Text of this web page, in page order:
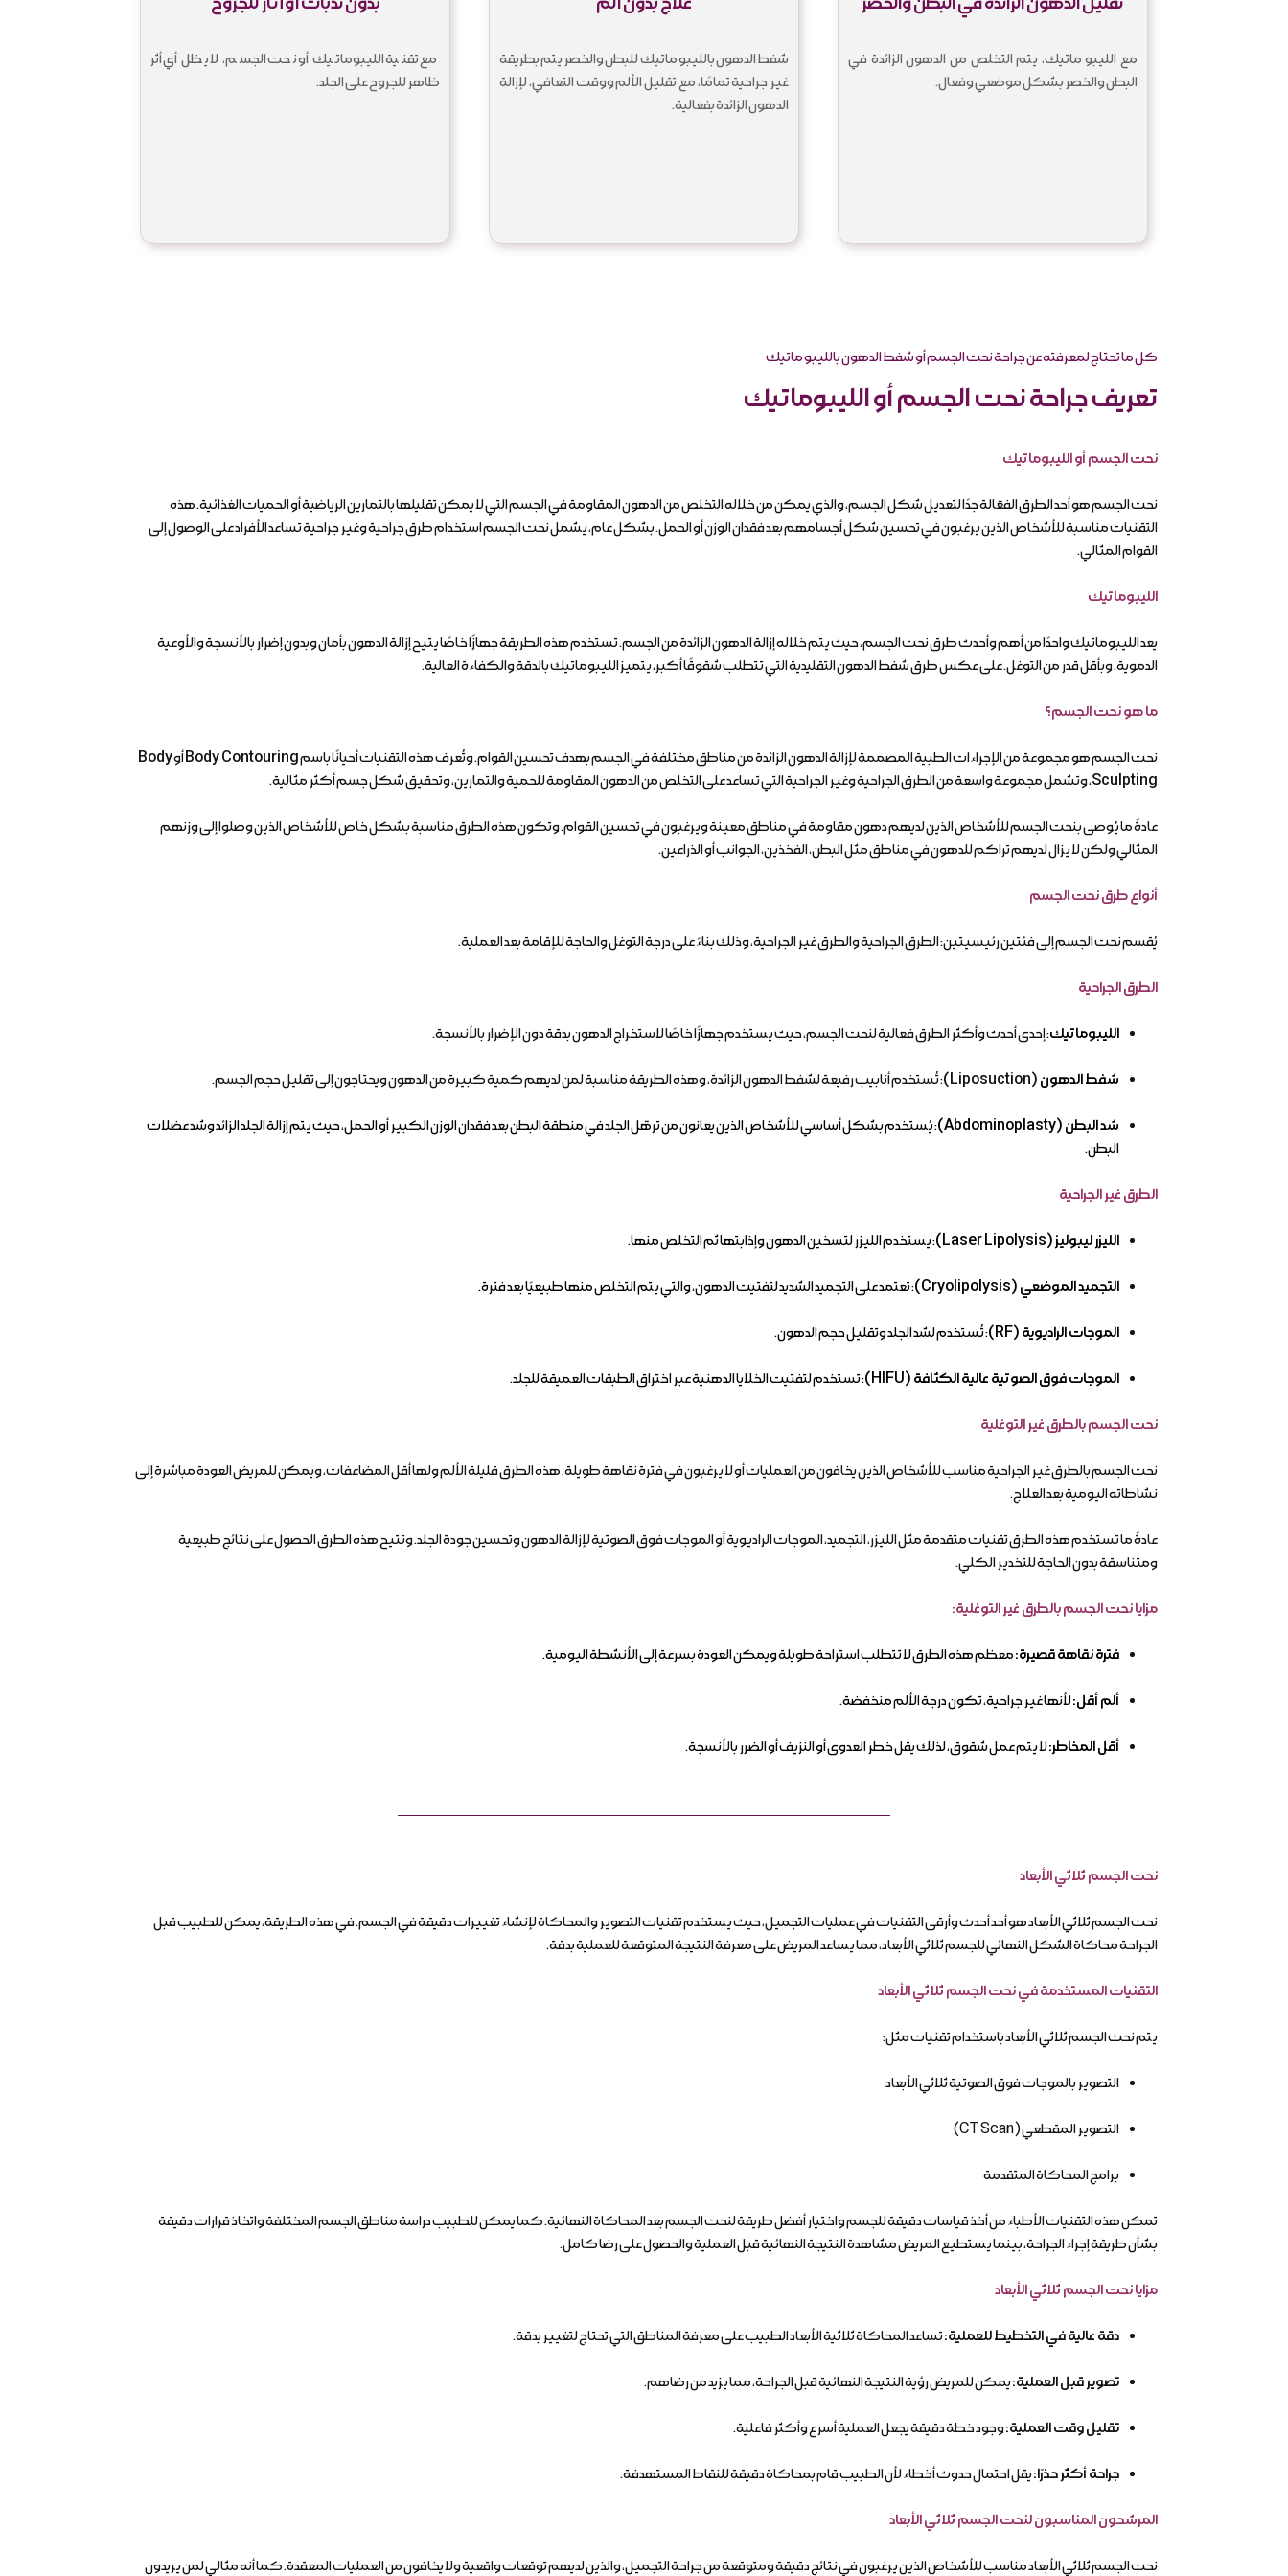
مع الليبو ماتيك، يتم التخلص من الدهون الزائدة في
البطن والخصر بشكل موضعي وفعال.
شفط الدهون بالليبو ماتيك للبطن والخصر يتم بطريقة
غير جراحية تمامًا، مع تقليل الألم ووقت التعافي، لإزالة
الدهون الزائدة بفعالية.
مع تقنية الليبوماتيك أو نحت الجسم، لا يظل أي أثر
ظاهر للجروح على الجلد.
كل ما تحتاج لمعرفته عن جراحة نحت الجسم أو شفط الدهون بالليبو ماتيك
تعريف جراحة نحت الجسم أو الليبوماتيك
نحت الجسم أو الليبوماتيك
نحت الجسم هو أحد الطرق الفعّالة جدًا لتعديل شكل الجسم، والذي يمكن من خلاله التخلص من الدهون المقاومة في الجسم التي لا يمكن تقليلها بالتمارين الرياضية أو الحميات الغذائية. هذه
التقنيات مناسبة للأشخاص الذين يرغبون في تحسين شكل أجسامهم بعد فقدان الوزن أو الحمل. بشكل عام، يشمل نحت الجسم استخدام طرق جراحية وغير جراحية تساعد الأفراد على الوصول إلى
القوام المثالي.
الليبوماتيك
يعد الليبوماتيك واحدًا من أهم وأحدث طرق نحت الجسم، حيث يتم خلاله إزالة الدهون الزائدة من الجسم. تستخدم هذه الطريقة جهازًا خاصًا يتيح إزالة الدهون بأمان وبدون إضرار بالأنسجة والأوعية
الدموية، وبأقل قدر من التوغل. على عكس طرق شفط الدهون التقليدية التي تتطلب شقوقًا أكبر، يتميز الليبوماتيك بالدقة والكفاءة العالية.
ما هو نحت الجسم؟
نحت الجسم هو مجموعة من الإجراءات الطبية المصممة لإزالة الدهون الزائدة من مناطق مختلفة في الجسم بهدف تحسين القوام. وتُعرف هذه التقنيات أحيانًا باسمBody ContouringأوBody
Sculpting، وتشمل مجموعة واسعة من الطرق الجراحية وغير الجراحية التي تساعد على التخلص من الدهون المقاومة للحمية والتمارين، وتحقيق شكل جسم أكثر مثالية.
عادةً ما يُوصى بنحت الجسم للأشخاص الذين لديهم دهون مقاومة في مناطق معينة ويرغبون في تحسين القوام. وتكون هذه الطرق مناسبة بشكل خاص للأشخاص الذين وصلوا إلى وزنهم
المثالي ولكن لا يزال لديهم تراكم للدهون في مناطق مثل البطن، الفخذين، الجوانب أو الذراعين.
أنواع طرق نحت الجسم
يُقسم نحت الجسم إلى فئتين رئيسيتين: الطرق الجراحية والطرق غير الجراحية، وذلك بناءً على درجة التوغل والحاجة للإقامة بعد العملية.
الطرق الجراحية
الليبوماتيك: إحدى أحدث وأكثر الطرق فعالية لنحت الجسم، حيث يستخدم جهازًا خاصًا لاستخراج الدهون بدقة دون الإضرار بالأنسجة.
شفط الدهون (Liposuction) : تُستخدم أنابيب رفيعة لشفط الدهون الزائدة، وهذه الطريقة مناسبة لمن لديهم كمية كبيرة من الدهون ويحتاجون إلى تقليل حجم الجسم.
شد البطن (Abdominoplasty)
: يُستخدم بشكل أساسي للأشخاص الذين يعانون من ترهّل الجلد في منطقة البطن بعد فقدان الوزن الكبير أو الحمل، حيث يتم إزالة الجلد الزائد وشد عضلات
البطن.
الطرق غير الجراحية
الليزر ليبوليز (Laser Lipolysis) : يستخدم الليزر لتسخين الدهون وإذابتها ثم التخلص منها.
التجميد الموضعي (Cryolipolysis) : تعتمد على التجميد الشديد لتفتيت الدهون، والتي يتم التخلص منها طبيعيًا بعد فترة.
الموجات الراديوية (RF) : تُستخدم لشد الجلد وتقليل حجم الدهون.
الموجات فوق الصوتية عالية الكثافة (HIFU) : تستخدم لتفتيت الخلايا الدهنية عبر اختراق الطبقات العميقة للجلد.
نحت الجسم بالطرق غير التوغلية
نحت الجسم بالطرق غير الجراحية مناسب للأشخاص الذين يخافون من العمليات أو لا يرغبون في فترة نقاهة طويلة. هذه الطرق قليلة الألم ولها أقل المضاعفات، ويمكن للمريض العودة مباشرة إلى
نشاطاته اليومية بعد العلاج.
عادةً ما تستخدم هذه الطرق تقنيات متقدمة مثل الليزر، التجميد، الموجات الراديوية أو الموجات فوق الصوتية لإزالة الدهون وتحسين جودة الجلد. وتتيح هذه الطرق الحصول على نتائج طبيعية
ومتناسقة بدون الحاجة للتخدير الكلي.
مزايا نحت الجسم بالطرق غير التوغلية:
فترة نقاهة قصيرة:معظم هذه الطرق لا تتطلب استراحة طويلة ويمكن العودة بسرعة إلى الأنشطة اليومية.
ألم أقل:لأنها غير جراحية، تكون درجة الألم منخفضة.
أقل المخاطر:لا يتم عمل شقوق، لذلك يقل خطر العدوى أو النزيف أو الضرر بالأنسجة.
نحت الجسم ثلاثي الأبعاد
نحت الجسم ثلاثي الأبعاد هو أحد أحدث وأرقى التقنيات في عمليات التجميل، حيث يستخدم تقنيات التصوير والمحاكاة لإنشاء تغييرات دقيقة في الجسم. في هذه الطريقة، يمكن للطبيب قبل
الجراحة محاكاة الشكل النهائي للجسم ثلاثي الأبعاد، مما يساعد المريض على معرفة النتيجة المتوقعة للعملية بدقة.
التقنيات المستخدمة في نحت الجسم ثلاثي الأبعاد
يتم نحت الجسم ثلاثي الأبعاد باستخدام تقنيات مثل:
التصوير بالموجات فوق الصوتية ثلاثي الأبعاد
التصوير المقطعي (CT Scan)
برامج المحاكاة المتقدمة
تمكن هذه التقنيات الأطباء من أخذ قياسات دقيقة للجسم واختيار أفضل طريقة لنحت الجسم بعد المحاكاة النهائية. كما يمكن للطبيب دراسة مناطق الجسم المختلفة واتخاذ قرارات دقيقة
بشأن طريقة إجراء الجراحة، بينما يستطيع المريض مشاهدة النتيجة النهائية قبل العملية والحصول على رضا كامل.
مزايا نحت الجسم ثلاثي الأبعاد
دقة عالية في التخطيط للعملية:تساعد المحاكاة ثلاثية الأبعاد الطبيب على معرفة المناطق التي تحتاج لتغيير بدقة.
تصوير قبل العملية:يمكن للمريض رؤية النتيجة النهائية قبل الجراحة، مما يزيد من رضاهم.
تقليل وقت العملية:وجود خطة دقيقة يجعل العملية أسرع وأكثر فاعلية.
جراحة أكثر حذرًا:يقل احتمال حدوث أخطاء لأن الطبيب قام بمحاكاة دقيقة للنقاط المستهدفة.
المرشحون المناسبون لنحت الجسم ثلاثي الأبعاد
نحت الجسم ثلاثي الأبعاد مناسب للأشخاص الذين يرغبون في نتائج دقيقة ومتوقعة من جراحة التجميل، والذين لديهم توقعات واقعية ولا يخافون من العمليات المعقدة. كما أنه مثالي لمن يريدون